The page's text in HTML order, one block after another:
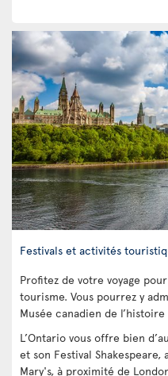
Festivals et activités
Profitez de votre voyage
tourisme. Vous pourrez y
Musée canadien de
L’Ontario vous offre bien
et son Festival
Mary's, à proximité de